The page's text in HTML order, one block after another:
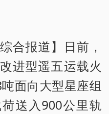
报道】日前，
进型遥五运载火
面向大型星座组
送入900公里轨